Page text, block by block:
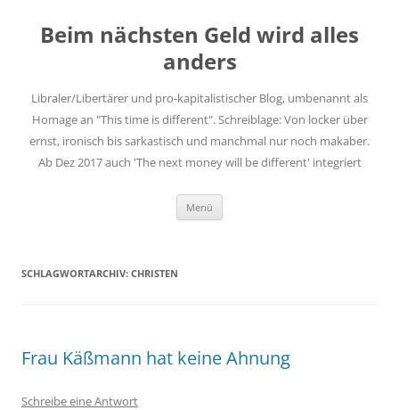
springen
Beim nächsten Geld wird alles
anders
Libraler/Libertärer und pro-kapitalistischer Blog, umbenannt als
Homage an "This time is different". Schreiblage: Von locker über
ernst, ironisch bis sarkastisch und manchmal nur noch makaber.
Ab Dez 2017 auch 'The next money will be different' integriert
Menü
SCHLAGWORTARCHIV: CHRISTEN
Frau Käßmann hat keine Ahnung
Schreibe eine Antwort